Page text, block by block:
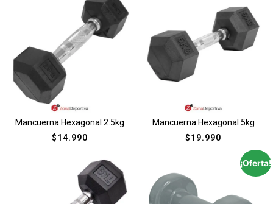
Mancuerna Hexagonal 2.5kg
$14.990
Mancuerna Hexagonal 5kg
$19.990
¡Oferta!